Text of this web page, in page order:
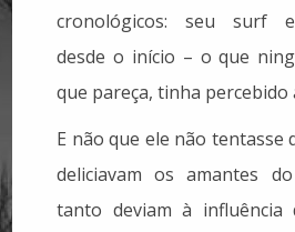
cronológicos: seu surf
desde o início – o que
que pareça, tinha percebido
E não que ele não tentasse
deliciavam os amantes
tanto deviam à influência